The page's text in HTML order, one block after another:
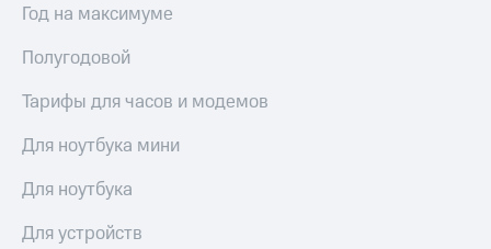
Год на максимуме
Полугодовой
Тарифы для часов и модемов
Для ноутбука мини
Для ноутбука
Для устройств